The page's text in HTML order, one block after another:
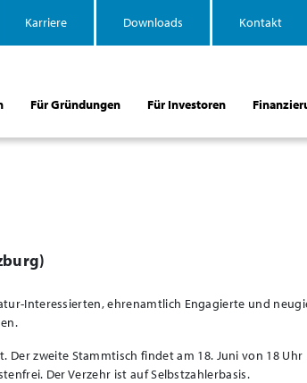
Karriere Downloads Kontakt
Für Gründungen Für Investoren
)
Interessierten, ehrenamtlich Engagierte und
zweite Stammtisch findet am 18. Juni von 18 Uhr
Der Verzehr ist auf Selbstzahlerbasis.